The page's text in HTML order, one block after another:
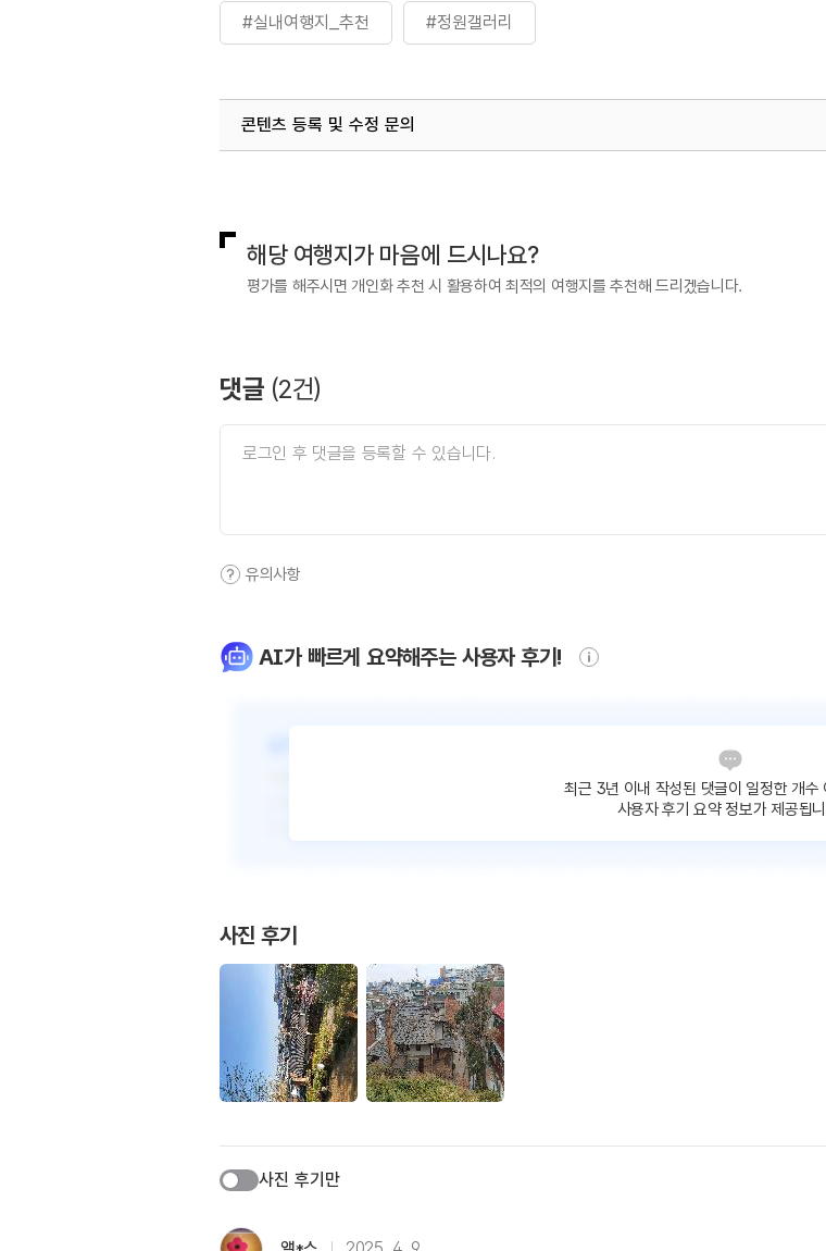
#실내여행지_추천 #정원갤러리
콘텐츠 등록 및 수정 문의
해당 여행지가 마음에 드시나요?
평가를 해주시면 개인화 추천 시 활용하여 최적의 여행지를 추천해 드리겠습니다.
댓글 (2건)
유의사항
AI가 빠르게 요약해주는 사용자 후기!
최근 3년 이내 작성된 댓글이 일정한 개수
사용자 후기 요약 정보가 제공됩
사진 후기
사진 후기만